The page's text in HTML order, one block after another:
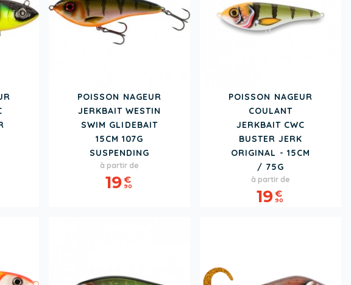
POISSON NAGEUR
JERKBAIT WESTIN
SWIM GLIDEBAIT
15CM 107G
SUSPENDING
Prix
à partir de
19€
90
POISSON NAGEUR
COULANT
JERKBAIT CWC
BUSTER JERK
ORIGINAL - 15CM
/ 75G
Prix
à partir de
19€
90